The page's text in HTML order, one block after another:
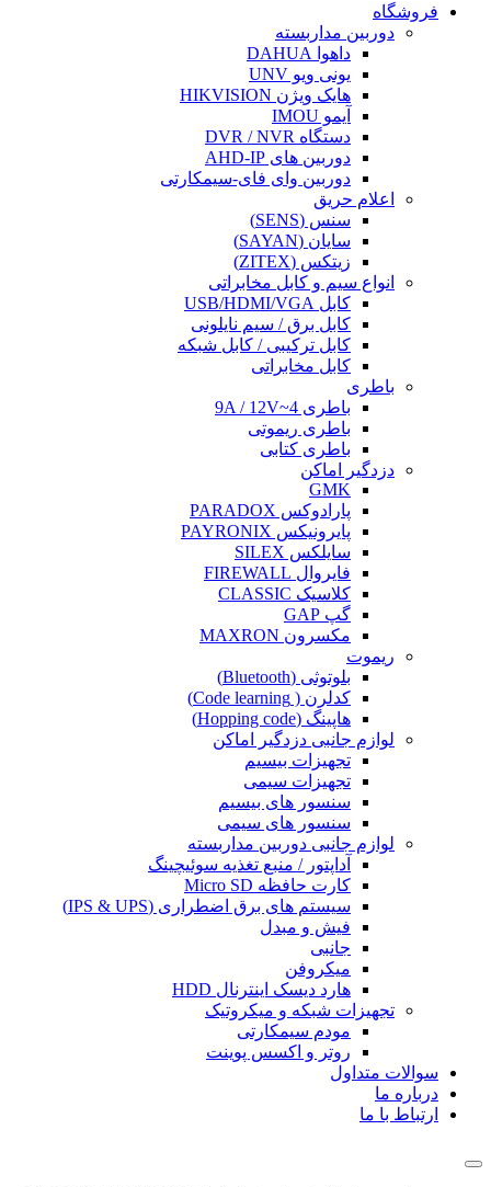
فروشگاه
دوربین مداربسته
داهوا DAHUA
یونی ویو UNV
هایک ویژن HIKVISION
آیمو IMOU
دستگاه DVR / NVR
دوربین های AHD-IP
دوربین وای فای-سیمکارتی
اعلام حریق
سنس (SENS)
سایان (SAYAN)
زیتکس (ZITEX)
انواع سیم و کابل مخابراتی
کابل USB/HDMI/VGA
کابل برق / سیم نایلونی
کابل ترکیبی / کابل شبکه
کابل مخابراتی
باطری
باطری 4~9A / 12V
باطری ریموتی
باطری کتابی
دزدگیر اماکن
GMK
پارادوکس PARADOX
پایرونیکس PAYRONIX
سایلکس SILEX
فایروال FIREWALL
کلاسیک CLASSIC
گپ GAP
مکسرون MAXRON
ریموت
بلوتوثی (Bluetooth)
کدلرن ( Code learning)
هاپینگ (Hopping code)
لوازم جانبی دزدگیر اماکن
تجهیزات بیسیم
تجهیزات سیمی
سنسور های بیسیم
سنسور های سیمی
لوازم جانبی دوربین مداربسته
آداپتور / منبع تغذیه سوئیچینگ
کارت حافظه Micro SD
سیستم های برق اضطراری (IPS & UPS)
فیش و مبدل
جانبی
میکروفن
هارد دیسک اینترنال HDD
تجهیزات شبکه و میکروتیک
مودم سیمکارتی
روتر و اکسس پوینت
سوالات متداول
درباره ما
ارتباط با ما